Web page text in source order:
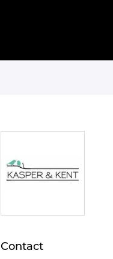
Contact